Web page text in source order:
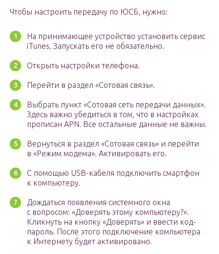
Чтобы настроить передачу по ЮСБ, нужно:
На принимающее устройство установить сервис
iTunes. Запускать его не обязательно.
Открыть настройки телефона.
Перейти в раздел «Сотовая связь».
Выбрать пункт «Сотовая сеть передачи данных».
Здесь важно убедиться в том, что в настройках
прописан APN. Все остальные данные не важны.
Вернуться в раздел «Сотовая связь» и перейти
в «Режим модема». Активировать его.
С помощью USB-кабеля подключить смартфон
к компьютеру.
Дождаться появления системного окна
с вопросом: «Доверять этому компьютеру?».
Кликнуть на кнопку «Доверять» и ввести код-
пароль. После этого подключение компьютера
к Интернету будет активировано.